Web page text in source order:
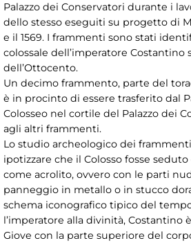
Palazzo dei Conservatori durante i
dello stesso eseguiti su progetto di
e il 1569. I frammenti sono stati
colossale dell’imperatore Costantino
dell’Ottocento.
Un decimo frammento, parte del
è in procinto di essere trasferito dal
Colosseo nel cortile del Palazzo dei
agli altri frammenti.
Lo studio archeologico dei
ipotizzare che il Colosso fosse
come acrolito, ovvero con le parti
panneggio in metallo o in stucco
schema iconografico tipico del
l’imperatore alla divinità, Costantino
Giove con la parte superiore del